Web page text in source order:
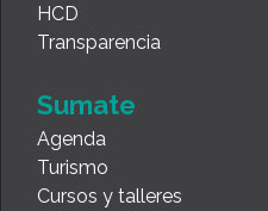
HCD
Transparencia
Sumate
Agenda
Turismo
Cursos y talleres